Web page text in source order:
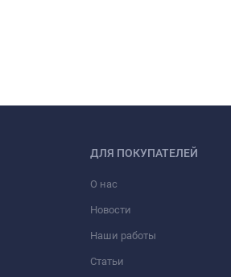
ДЛЯ ПОКУПАТЕЛЕЙ
О нас
Новости
Наши работы
Статьи